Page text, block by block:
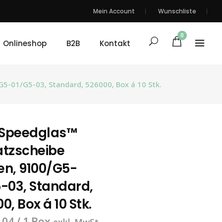
Mein Account Wunschliste
Onlineshop B2B Kontakt
0
01/G5-03, Standard, 526000, Box á 10 Stk.
9100/G5-
03, Standard,
Box á 10 Stk.